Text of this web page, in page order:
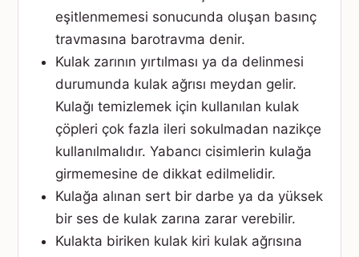
eşitlenmemesi sonucunda oluşan basınç
travmasına barotravma denir.
Kulak zarının yırtılması ya da delinmesi
durumunda kulak ağrısı meydan gelir.
Kulağı temizlemek için kullanılan kulak
çöpleri çok fazla ileri sokulmadan nazikçe
kullanılmalıdır. Yabancı cisimlerin kulağa
girmemesine de dikkat edilmelidir.
Kulağa alınan sert bir darbe ya da yüksek
bir ses de kulak zarına zarar verebilir.
Kulakta biriken kulak kiri kulak ağrısına